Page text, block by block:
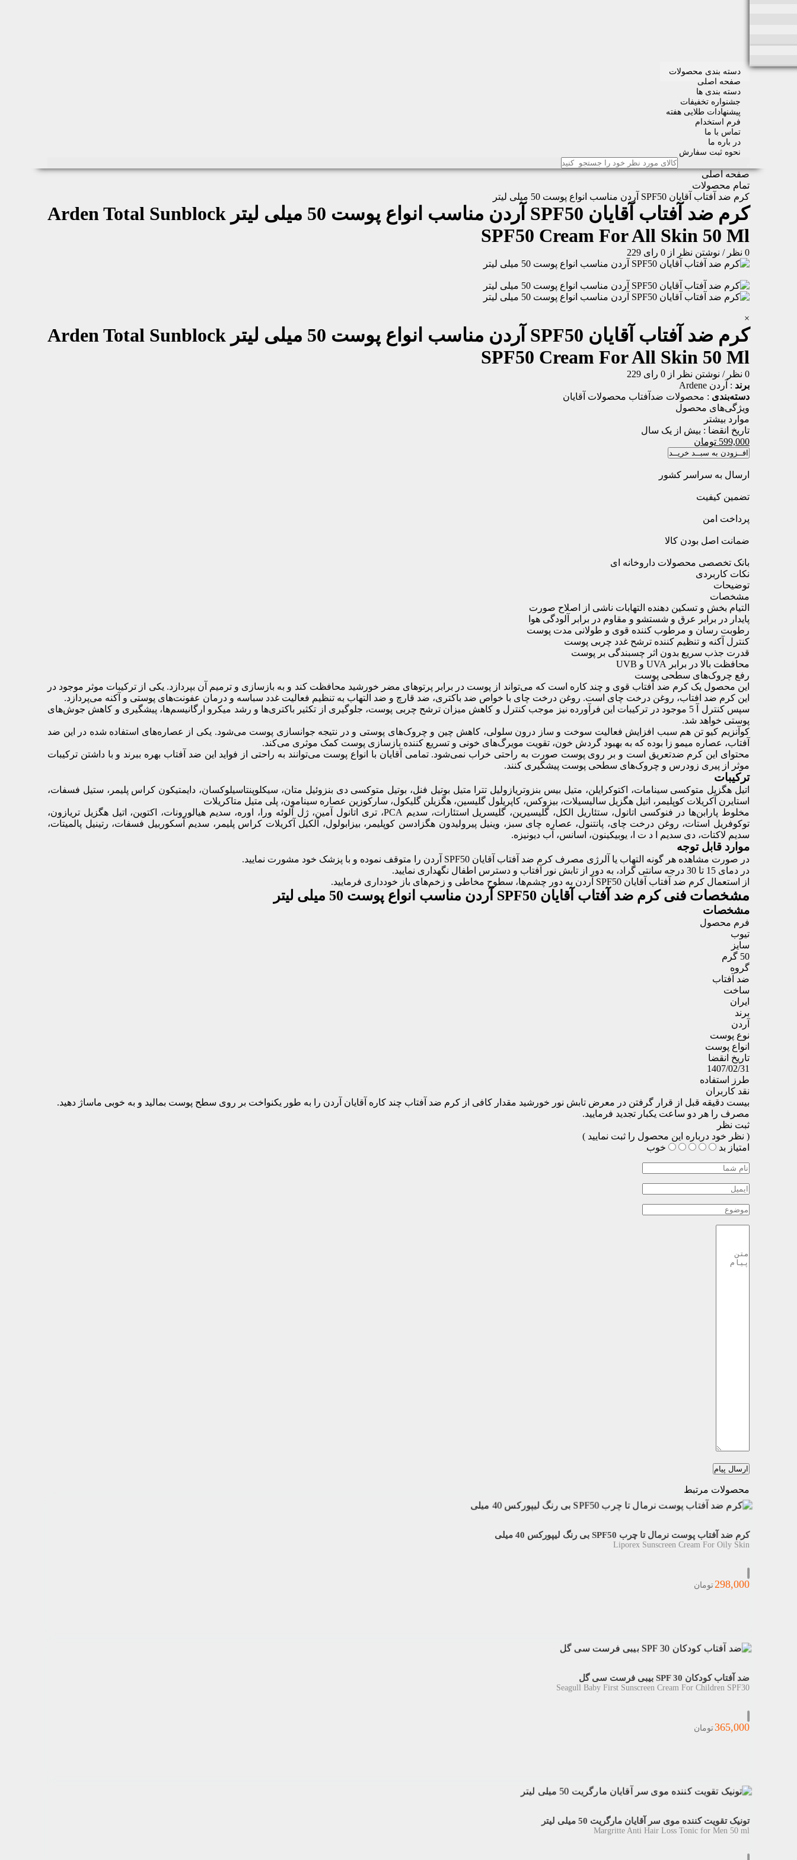
دسته بندی محصولات
صفحه اصلی
دسته بندی ها
جشنواره تخفیفات
پیشنهادات طلایی هفته
فرم استخدام
تماس با ما
در باره ما
نحوه ثبت سفارش
صفحه اصلی
تمام محصولات
کرم ضد آفتاب آقایان SPF50 آردن مناسب انواع پوست 50 میلی لیتر
کرم ضد آفتاب آقایان SPF50 آردن مناسب انواع پوست 50 میلی لیتر
Arden Total Sunblock
SPF50 Cream For All Skin 50 Ml
0 نظر / نوشتن نظر از 0 رای 229
×
کرم ضد آفتاب آقایان SPF50 آردن مناسب انواع پوست 50 میلی لیتر
Arden Total Sunblock
SPF50 Cream For All Skin 50 Ml
0 نظر / نوشتن نظر از 0 رای
229
برند : آردن Ardene
دسته‌بندی : محصولات ضدآفتاب محصولات آقایان
ویژگی‌های محصول
موارد بیشتر
تاریخ انقضا : بیش از یک سال
599,000 تومان
افــزودن به سبــد خریــد
ارسال به سراسر کشور
تضمین کیفیت
پرداخت امن
ضمانت اصل بودن کالا
بانک تخصصی محصولات داروخانه ای
نکات کاربردی
توضیحات
مشخصات
التیام بخش و تسکین دهنده التهابات ناشی از اصلاح صورت
پایدار در برابر عرق و شستشو و مقاوم در برابر آلودگی هوا
رطوبت رسان و مرطوب کننده قوی و طولانی مدت پوست
کنترل آکنه و تنظیم کننده ترشح غدد چربی پوست
قدرت جذب سریع بدون اثر چسبندگی بر پوست
محافظت بالا در برابر UVA و UVB
رفع چروک‌های سطحی پوست
این محصول یک کرم ضد آفتاب قوی و چند کاره است که می‌تواند از پوست در برابر پرتوهای مضر خورشید محافظت کند و به بازسازی و ترمیم آن بپردازد. یکی از ترکیبات موثر موجود در
این کرم ضد افتاب، روغن درخت چای است. روغن درخت چای با خواص ضد باکتری، ضد قارچ و ضد التهاب به تنظیم فعالیت غدد سباسه و درمان عفونت‌های پوستی و آکنه می‌پردازد.
سپس کنترل آ 5 موجود در ترکیبات این فرآورده نیز موجب کنترل و کاهش میزان ترشح چربی پوست، جلوگیری از تکثیر باکتری‌ها و رشد میکرو ارگانیسم‌ها، پیشگیری و کاهش جوش‌های
پوستی خواهد شد.
کوآنزیم کیو تن هم سبب افزایش فعالیت سوخت و ساز درون سلولی، کاهش چین و چروک‌های پوستی و در نتیجه جوانسازی پوست می‌شود. یکی از عصاره‌های استفاده شده در این ضد
آفتاب، عصاره میمو زا بوده که به بهبود گردش خون، تقویت مویرگ‌های خونی و تسریع کننده بازسازی پوست کمک موثری می‌کند.
محتوای این کرم ضدتعریق است و بر روی پوست صورت به راحتی خراب نمی‌شود. تمامی آقایان با انواع پوست می‌توانند به راحتی از فواید این ضد آفتاب بهره ببرند و با داشتن ترکیبات
موثر از پیری زودرس و چروک‌های سطحی پوست پیشگیری کنند.
ترکیبات
اتیل هگزیل متوکسی سینامات، اکتوکرایلن، متیل بیس بنزوتریازولیل تترا متیل بوتیل فنل، بوتیل متوکسی دی بنزوئیل متان، سیکلوپنتاسیلوکسان، دایمتیکون کراس پلیمر، ستیل فسفات،
استایرن آکریلات کوپلیمر، اتیل هگزیل سالیسیلات، بیزوکس، کاپریلول گلیسین، هگزیلن گلیکول، سارکوزین عصاره سینامون، پلی متیل متاکریلات
مخلوط پارابن‌ها در فنوکسی اتانول، ستئاریل الکل، گلیسیرین، گلیسریل استئارات، سدیم PCA، تری اتانول آمین، ژل آلوئه ورا، اوره، سدیم هیالورونات، اکتوین، اتیل هگزیل تریازون،
توکوفریل استات، روغن درخت چای، پانتنول، عصاره چای سبز، وینیل پیرولیدون هگزادسن کوپلیمر، بیزابولول، آلکیل آکریلات کراس پلیمر، سدیم آسکوربیل فسفات، رتینیل پالمیتات،
سدیم لاکتات، دی سدیم ا د ت ا، یوبیکینون، اسانس، آب دیونیزه.
موارد قابل توجه
در صورت مشاهده هر گونه التهاب یا آلرژی مصرف کرم ضد آفتاب آقایان SPF50 آردن را متوقف نموده و با پزشک خود مشورت نمایید.
در دمای 15 تا 30 درجه سانتی گراد، به دور از تابش نور آفتاب و دسترس اطفال نگهداری نمایید.
از استعمال کرم ضد آفتاب آقایان SPF50 آردن به دور چشم‌ها، سطوح مخاطی و زخم‌های باز خودداری فرمایید.
مشخصات فنیکرم ضد آفتاب آقایان SPF50 آردن مناسب انواع پوست 50 میلی لیتر
مشخصات
فرم محصول
تیوب
سایز
50 گرم
گروه
ضد آفتاب
ساخت
ایران
برند
آردن
نوع پوست
انواع پوست
تاریخ انقضا
1407/02/31
طرز استفاده
نقد کاربران
بیست دقیقه قبل از قرار گرفتن در معرض تابش نور خورشید مقدار کافی از کرم ضد آفتاب چند کاره آقایان آردن را به طور یکنواخت بر روی سطح پوست بمالید و به خوبی ماساژ دهید.
مصرف را هر دو ساعت یکبار تجدید فرمایید.
ثبت نظر
( نظر خود درباره این محصول را ثبت نمایید )
امتیاز بد خوب
ارسال پیام
محصولات مرتبط
کرم ضد آفتاب پوست نرمال تا چرب SPF50 بی رنگ لیپورکس 40 میلی
Liporex Sunscreen Cream For Oily Skin
298,000تومان
ضد آفتاب کودکان SPF 30 بیبی فرست سی گل
Seagull Baby First Sunscreen Cream For Children SPF30
365,000تومان
تونیک تقویت کننده موی سر آقایان مارگریت 50 میلی لیتر
Margritte Anti Hair Loss Tonic for Men 50 ml